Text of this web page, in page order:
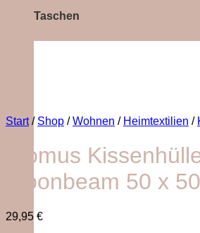
Taschen
Start / Shop / Wohnen / Heimtextilien /
Blomus
Moonbeam 50 x
29,95 €